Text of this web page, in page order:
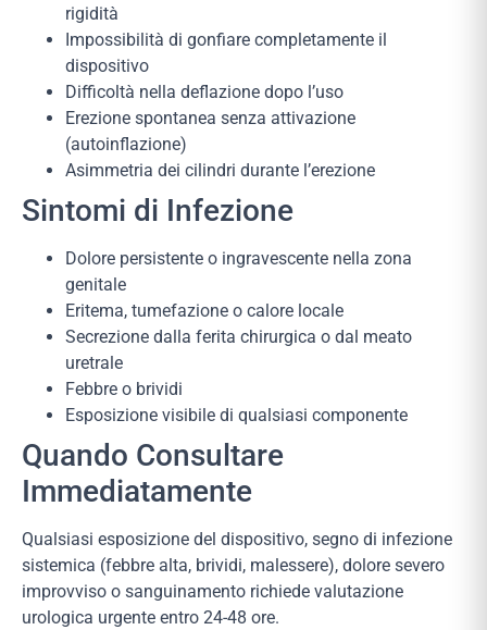
rigidità
Impossibilità di gonfiare completamente il
dispositivo
Difficoltà nella deflazione dopo l’uso
Erezione spontanea senza attivazione
(autoinflazione)
Asimmetria dei cilindri durante l’erezione
Sintomi di Infezione
Dolore persistente o ingravescente nella zona
genitale
Eritema, tumefazione o calore locale
Secrezione dalla ferita chirurgica o dal meato
uretrale
Febbre o brividi
Esposizione visibile di qualsiasi componente
Quando Consultare
Immediatamente
Qualsiasi esposizione del dispositivo, segno di infezione
sistemica (febbre alta, brividi, malessere), dolore severo
improvviso o sanguinamento richiede valutazione
urologica urgente entro 24-48 ore.